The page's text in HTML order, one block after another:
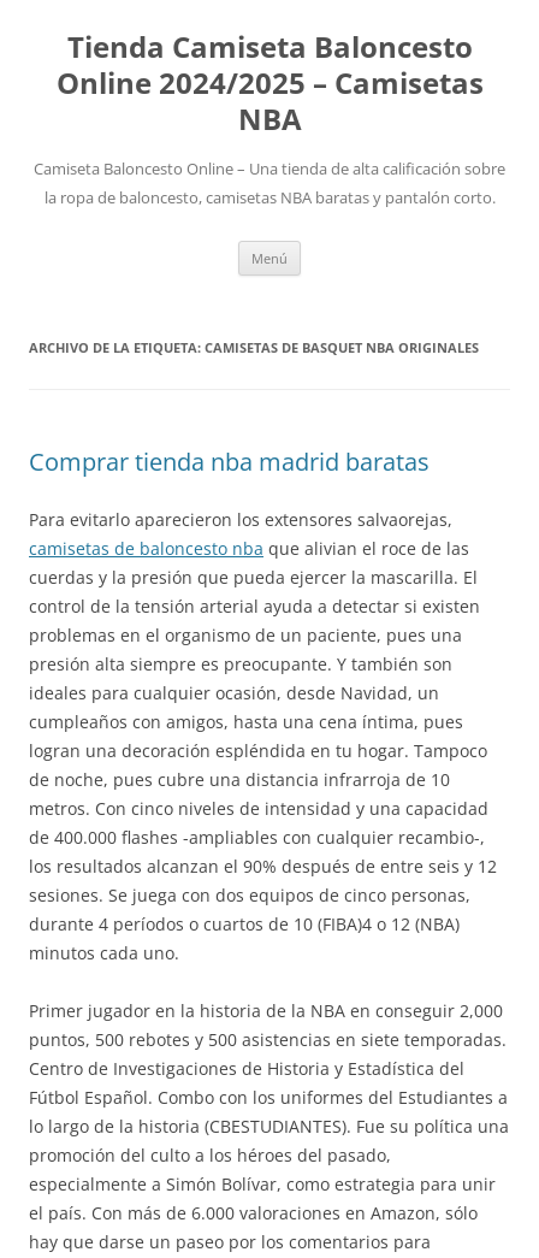
Tienda Camiseta Baloncesto
Online 2024/2025 – Camisetas
NBA
Camiseta Baloncesto Online – Una tienda de alta calificación sobre
la ropa de baloncesto, camisetas NBA baratas y pantalón corto.
Menú
ARCHIVO DE LA ETIQUETA: CAMISETAS DE BASQUET NBA ORIGINALES
Comprar tienda nba madrid baratas
Para evitarlo aparecieron los extensores salvaorejas,
camisetas de baloncesto nba que alivian el roce de las
cuerdas y la presión que pueda ejercer la mascarilla. El
control de la tensión arterial ayuda a detectar si existen
problemas en el organismo de un paciente, pues una
presión alta siempre es preocupante. Y también son
ideales para cualquier ocasión, desde Navidad, un
cumpleaños con amigos, hasta una cena íntima, pues
logran una decoración espléndida en tu hogar. Tampoco
de noche, pues cubre una distancia infrarroja de 10
metros. Con cinco niveles de intensidad y una capacidad
de 400.000 flashes -ampliables con cualquier recambio-,
los resultados alcanzan el 90% después de entre seis y 12
sesiones. Se juega con dos equipos de cinco personas,
durante 4 períodos o cuartos de 10 (FIBA)4 o 12 (NBA)
minutos cada uno.
Primer jugador en la historia de la NBA en conseguir 2,000
puntos, 500 rebotes y 500 asistencias en siete temporadas.
Centro de Investigaciones de Historia y Estadística del
Fútbol Español. Combo con los uniformes del Estudiantes a
lo largo de la historia (CBESTUDIANTES). Fue su política una
promoción del culto a los héroes del pasado,
especialmente a Simón Bolívar, como estrategia para unir
el país. Con más de 6.000 valoraciones en Amazon, sólo
hay que darse un paseo por los comentarios para